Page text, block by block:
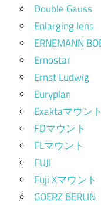
Double Gauss
Enlarging lens
ERNEMANN
Ernostar
Ernst Ludwig
Euryplan
Exaktaマウント
FDマウント
FLマウント
FUJI
Fuji Xマウント
GOERZ BERLIN